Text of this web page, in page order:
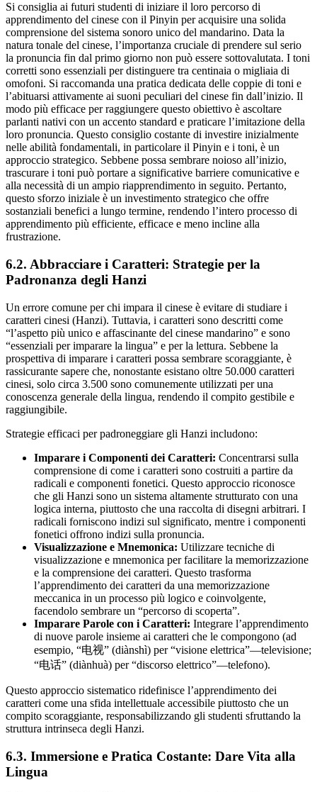
Si consiglia ai futuri studenti di iniziare il loro percorso di
apprendimento del cinese con il Pinyin per acquisire una solida
comprensione del sistema sonoro unico del mandarino. Data la
natura tonale del cinese, l’importanza cruciale di prendere sul serio
la pronuncia fin dal primo giorno non può essere sottovalutata. I toni
corretti sono essenziali per distinguere tra centinaia o migliaia di
omofoni. Si raccomanda una pratica dedicata delle coppie di toni e
l’abituarsi attivamente ai suoni peculiari del cinese fin dall’inizio. Il
modo più efficace per raggiungere questo obiettivo è ascoltare
parlanti nativi con un accento standard e praticare l’imitazione della
loro pronuncia. Questo consiglio costante di investire inizialmente
nelle abilità fondamentali, in particolare il Pinyin e i toni, è un
approccio strategico. Sebbene possa sembrare noioso all’inizio,
trascurare i toni può portare a significative barriere comunicative e
alla necessità di un ampio riapprendimento in seguito. Pertanto,
questo sforzo iniziale è un investimento strategico che offre
sostanziali benefici a lungo termine, rendendo l’intero processo di
apprendimento più efficiente, efficace e meno incline alla
frustrazione.
6.2. Abbracciare i Caratteri: Strategie per la
Padronanza degli Hanzi
Un errore comune per chi impara il cinese è evitare di studiare i
caratteri cinesi (Hanzi). Tuttavia, i caratteri sono descritti come
“l’aspetto più unico e affascinante del cinese mandarino” e sono
“essenziali per imparare la lingua” e per la lettura. Sebbene la
prospettiva di imparare i caratteri possa sembrare scoraggiante, è
rassicurante sapere che, nonostante esistano oltre 50.000 caratteri
cinesi, solo circa 3.500 sono comunemente utilizzati per una
conoscenza generale della lingua, rendendo il compito gestibile e
raggiungibile.
Strategie efficaci per padroneggiare gli Hanzi includono:
Imparare i Componenti dei Caratteri: Concentrarsi sulla
comprensione di come i caratteri sono costruiti a partire da
radicali e componenti fonetici. Questo approccio riconosce
che gli Hanzi sono un sistema altamente strutturato con una
logica interna, piuttosto che una raccolta di disegni arbitrari. I
radicali forniscono indizi sul significato, mentre i componenti
fonetici offrono indizi sulla pronuncia.
Visualizzazione e Mnemonica: Utilizzare tecniche di
visualizzazione e mnemonica per facilitare la memorizzazione
e la comprensione dei caratteri. Questo trasforma
l’apprendimento dei caratteri da una memorizzazione
meccanica in un processo più logico e coinvolgente,
facendolo sembrare un “percorso di scoperta”.
Imparare Parole con i Caratteri: Integrare l’apprendimento
di nuove parole insieme ai caratteri che le compongono (ad
esempio, “电视” (diànshì) per “visione elettrica”—televisione;
“电话” (diànhuà) per “discorso elettrico”—telefono).
Questo approccio sistematico ridefinisce l’apprendimento dei
caratteri come una sfida intellettuale accessibile piuttosto che un
compito scoraggiante, responsabilizzando gli studenti sfruttando la
struttura intrinseca degli Hanzi.
6.3. Immersione e Pratica Costante: Dare Vita alla
Lingua